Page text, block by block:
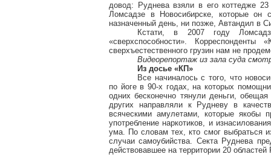
довод: Руднева взяли в его коттедже
Ломсадзе в Новосибирске, которые он
назначенный день, ни позже, Автандил в
Кстати, в 2007 году
«сверхспособности».
сверхъестественного грузин нам не
Видеорепортаж из зала суда
Из досье «КП»
Все начиналось с того, что
по йоге в 90-х годах, на которых
одних бесконечно тянули деньги,
других направляли к Рудневу в
всяческими амулетами, которые якобы
употребление наркотиков, и
ума. По словам тех, кто смог выбраться
случаи самоубийства. Секта Руднева
действовавшее на территории 20 областей